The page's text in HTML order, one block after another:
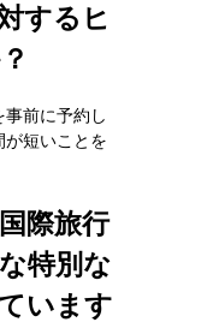
するヒ
前に予約し
が短いことを
際旅行
特別な
います